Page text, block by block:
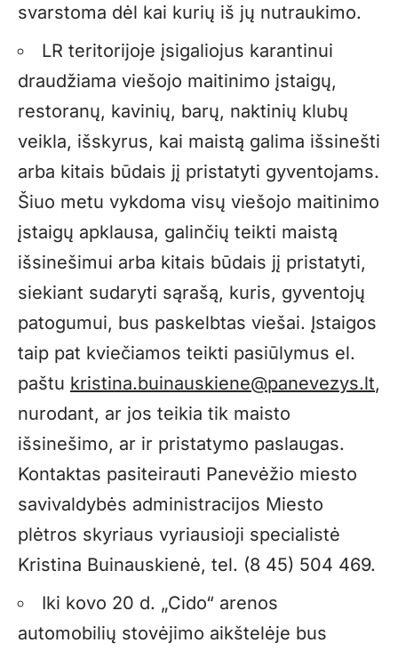
svarstoma dėl kai kurių iš jų nutraukimo.
LR teritorijoje įsigaliojus karantinui
draudžiama viešojo maitinimo įstaigų,
restoranų, kavinių, barų, naktinių klubų
veikla, išskyrus, kai maistą galima išsinešti
arba kitais būdais jį pristatyti gyventojams.
Šiuo metu vykdoma visų viešojo maitinimo
įstaigų apklausa, galinčių teikti maistą
išsinešimui arba kitais būdais jį pristatyti,
siekiant sudaryti sąrašą, kuris, gyventojų
patogumui, bus paskelbtas viešai. Įstaigos
taip pat kviečiamos teikti pasiūlymus el.
paštu kristina.buinauskiene@panevezys.lt,
nurodant, ar jos teikia tik maisto
išsinešimo, ar ir pristatymo paslaugas.
Kontaktas pasiteirauti Panevėžio miesto
savivaldybės administracijos Miesto
plėtros skyriaus vyriausioji specialistė
Kristina Buinauskienė, tel. (8 45) 504 469.
Iki kovo 20 d. „Cido“ arenos
automobilių stovėjimo aikštelėje bus